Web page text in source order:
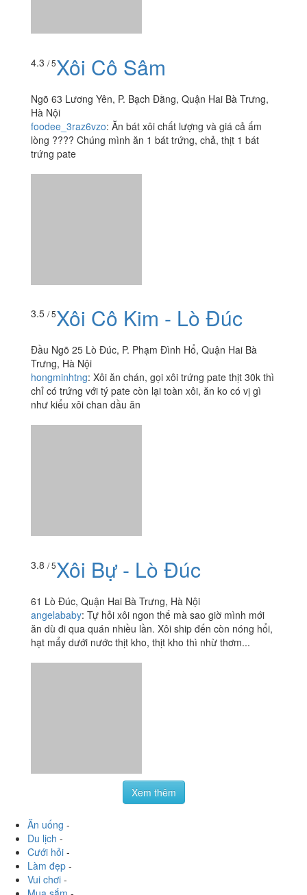
4.3 / 5Xôi Cô Sâm
Ngõ 63 Lương Yên, P. Bạch Đằng, Quận Hai Bà Trưng,
Hà Nội
foodee_3raz6vzo: Ăn bát xôi chất lượng và giá cả ấm
lòng ???? Chúng mình ăn 1 bát trứng, chả, thịt 1 bát
trứng pate
3.5 / 5Xôi Cô Kim - Lò Đúc
Đầu Ngõ 25 Lò Đúc, P. Phạm Đình Hổ, Quận Hai Bà
Trưng, Hà Nội
hongminhtng: Xôi ăn chán, gọi xôi trứng pate thịt 30k thì
chỉ có trứng với tý pate còn lại toàn xôi, ăn ko có vị gì
như kiểu xôi chan dầu ăn
3.8 / 5Xôi Bự - Lò Đúc
61 Lò Đúc, Quận Hai Bà Trưng, Hà Nội
angelababy: Tự hỏi xôi ngon thế mà sao giờ mình mới
ăn dù đi qua quán nhiều lần. Xôi ship đến còn nóng hổi,
hạt mẩy dưới nước thịt kho, thịt kho thì nhừ thơm...
Xem thêm
Ăn uống -
Du lịch -
Cưới hỏi -
Làm đẹp -
Vui chơi -